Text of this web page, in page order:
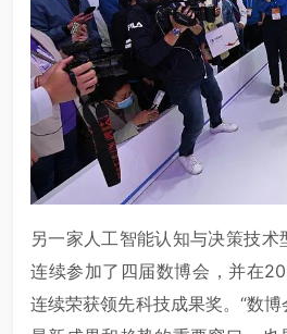
另一家人工智能认知与决策技术
连续参加了四届数博会，并在
连续荣获领先科技成果奖。“数